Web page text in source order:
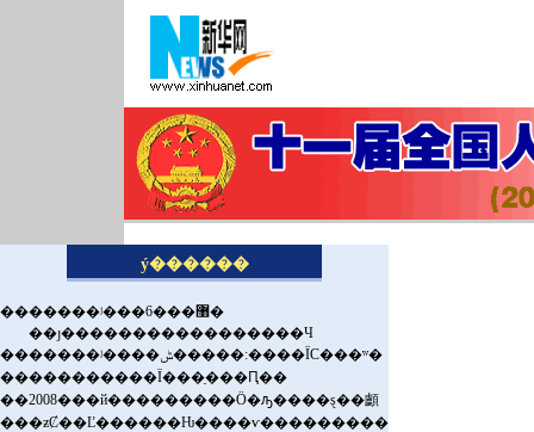
ý������
�������ʲ���6���޸�
��ȷ�����������������Ч
��
�����ʲ����ݰ�����:����ΪС���ʷ�
�����������Ϊ���ֵ���Ԥ��
��2008���й���������Ӧ�ԡ����ȿ��顱
���ƶȻ��Ľ������Ƕ����ѵ���������